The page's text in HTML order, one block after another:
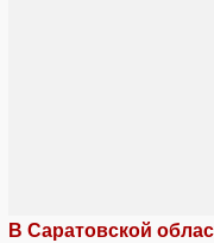
В Саратовской